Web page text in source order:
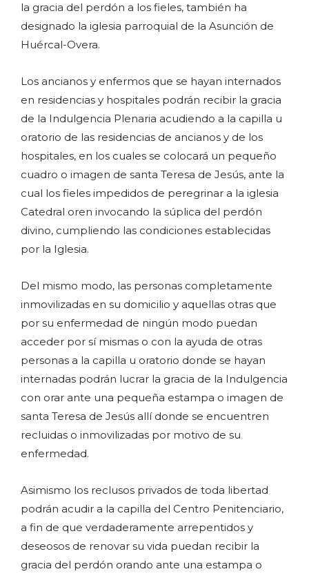
la gracia del perdón a los fieles, también ha
designado la iglesia parroquial de la Asunción de
Huércal-Overa.
Los ancianos y enfermos que se hayan internados
en residencias y hospitales podrán recibir la gracia
de la Indulgencia Plenaria acudiendo a la capilla u
oratorio de las residencias de ancianos y de los
hospitales, en los cuales se colocará un pequeño
cuadro o imagen de santa Teresa de Jesús, ante la
cual los fieles impedidos de peregrinar a la iglesia
Catedral oren invocando la súplica del perdón
divino, cumpliendo las condiciones establecidas
por la Iglesia.
Del mismo modo, las personas completamente
inmovilizadas en su domicilio y aquellas otras que
por su enfermedad de ningún modo puedan
acceder por sí mismas o con la ayuda de otras
personas a la capilla u oratorio donde se hayan
internadas podrán lucrar la gracia de la Indulgencia
con orar ante una pequeña estampa o imagen de
santa Teresa de Jesús allí donde se encuentren
recluidas o inmovilizadas por motivo de su
enfermedad.
Asimismo los reclusos privados de toda libertad
podrán acudir a la capilla del Centro Penitenciario,
a fin de que verdaderamente arrepentidos y
deseosos de renovar su vida puedan recibir la
gracia del perdón orando ante una estampa o